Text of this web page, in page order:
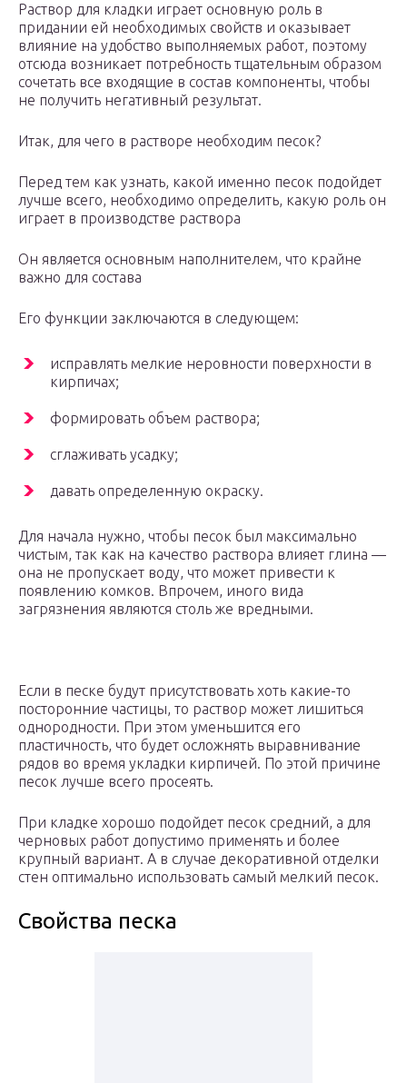
Раствор для кладки играет основную роль в
придании ей необходимых свойств и оказывает
влияние на удобство выполняемых работ, поэтому
отсюда возникает потребность тщательным образом
сочетать все входящие в состав компоненты, чтобы
не получить негативный результат.
Итак, для чего в растворе необходим песок?
Перед тем как узнать, какой именно песок подойдет
лучше всего, необходимо определить, какую роль он
играет в производстве раствора
Он является основным наполнителем, что крайне
важно для состава
Его функции заключаются в следующем:
исправлять мелкие неровности поверхности в
кирпичах;
формировать объем раствора;
сглаживать усадку;
давать определенную окраску.
Для начала нужно, чтобы песок был максимально
чистым, так как на качество раствора влияет глина —
она не пропускает воду, что может привести к
появлению комков. Впрочем, иного вида
загрязнения являются столь же вредными.
Если в песке будут присутствовать хоть какие-то
посторонние частицы, то раствор может лишиться
однородности. При этом уменьшится его
пластичность, что будет осложнять выравнивание
рядов во время укладки кирпичей. По этой причине
песок лучше всего просеять.
При кладке хорошо подойдет песок средний, а для
черновых работ допустимо применять и более
крупный вариант. А в случае декоративной отделки
стен оптимально использовать самый мелкий песок.
Свойства песка